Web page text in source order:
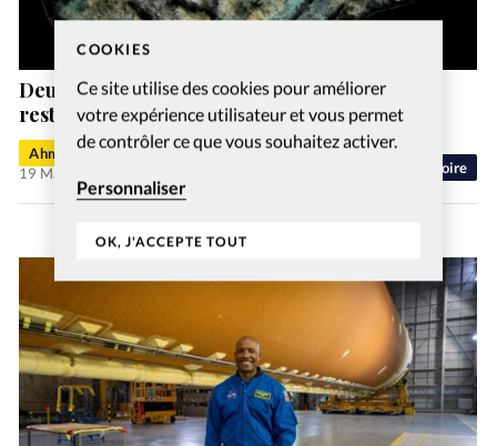
COOKIES
Ce site utilise des cookies pour améliorer
votre expérience utilisateur et vous permet
de contrôler ce que vous souhaitez activer.
Personnaliser
OK, J'ACCEPTE TOUT
Histoire
Deux très rares pièces antiques, volées,
restituées à Israël
Ahmed T.
19 Mai 2026